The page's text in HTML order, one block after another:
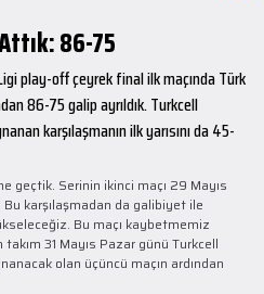
86-75
play-off çeyrek final ilk maçında Türk
86-75 galip ayrıldık. Turkcell
karşılaşmanın ilk yarısını da 45-
geçtik. Serinin ikinci maçı 29 Mayıs
karşılaşmadan da galibiyet ile
Bu maçı kaybetmemiz
31 Mayıs Pazar günü Turkcell
olan üçüncü maçın ardından